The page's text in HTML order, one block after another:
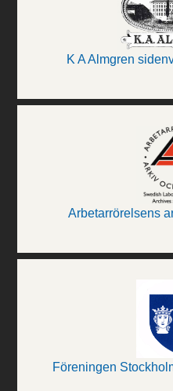
K A Almgren
Arbetarrörelsens
Föreningen